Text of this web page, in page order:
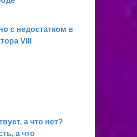
с недостатком в
VIII
а что нет?
а что